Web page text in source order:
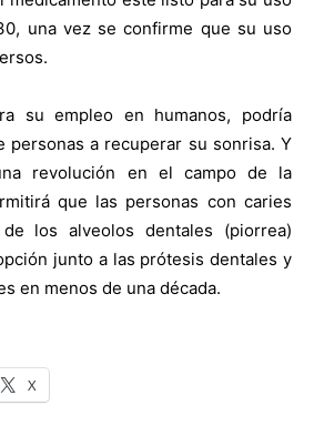
una vez se confirme que su uso
su empleo en humanos, podría
personas a recuperar su sonrisa. Y
revolución en el campo de la
que las personas con caries
los alveolos dentales (piorrea)
junto a las prótesis dentales y
en menos de una década.
X